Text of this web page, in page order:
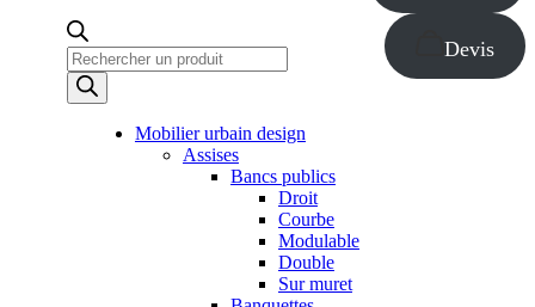
Recherche
de
produits
Devis
Mobilier urbain design
Assises
Bancs publics
Droit
Courbe
Modulable
Double
Sur muret